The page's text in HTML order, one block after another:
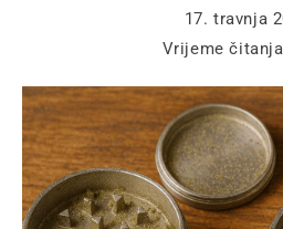
17. travnja
Vrijeme